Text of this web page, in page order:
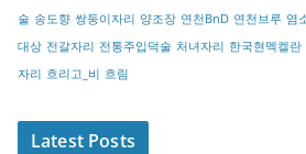
술 송도향 쌍둥이자리 양조장 연천BnD 연천브루 염
대상 전갈자리 전통주입덕술 처녀자리 한국현멕켈란
자리 흐리고_비 흐림
Latest Posts